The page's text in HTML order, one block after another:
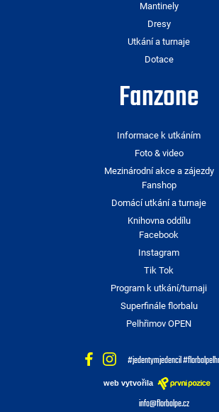
Mantinely
Dresy
Utkání a turnaje
Dotace
Fanzone
Informace k utkáním
Foto & video
Mezinárodní akce a zájezdy
Fanshop
Domácí utkání a turnaje
Knihovna oddílu
Facebook
Instagram
Tik Tok
Program k utkání/turnaji
Superfinále florbalu
Pelhřimov OPEN
#jedentymjedencil
web vytvořila
info@florbalpe.cz